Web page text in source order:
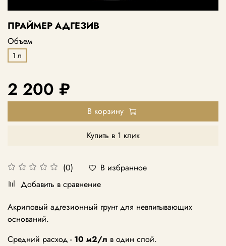
ПРАЙМЕР АДГЕЗИВ
(0)
В избранное
Добавить в сравнение
Объем
1 л
2 200 ₽
В корзину
Купить в 1 клик
Акриловый адгезионный грунт для невпитывающих
оснований.
Средний расход - 10 м2/л в один слой.